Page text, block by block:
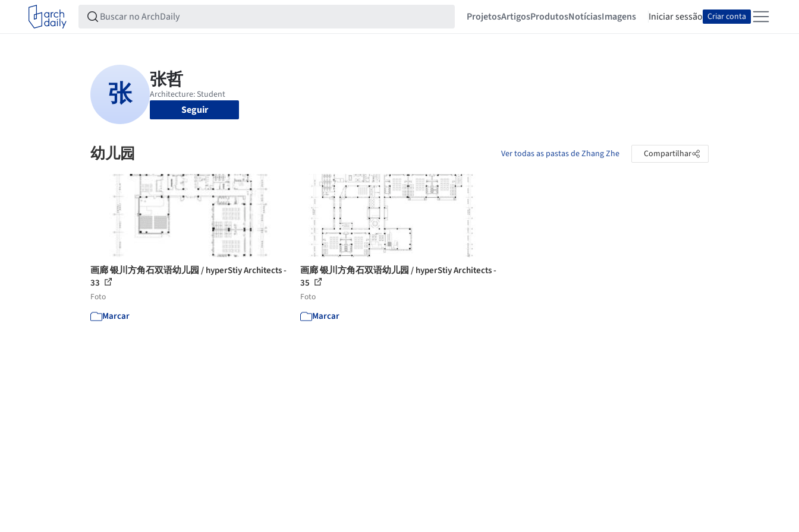
ProjetosArtigosProdutosNotíciasImagens Iniciar sessão Criar conta
Seguir
幼儿园 Ver todas as pastas de Zhang Zhe Compartilhar
画廊 银川方角石双语幼儿园 / hyperStiy Architects -
33
Foto
Marcar
画廊 银川方角石双语幼儿园 / hyperStiy Architects -
35
Foto
Marcar